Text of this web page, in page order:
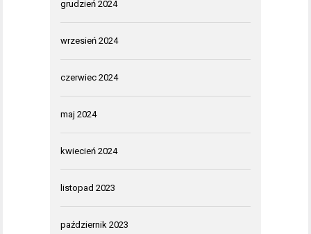
grudzień 2024
wrzesień 2024
czerwiec 2024
maj 2024
kwiecień 2024
listopad 2023
październik 2023